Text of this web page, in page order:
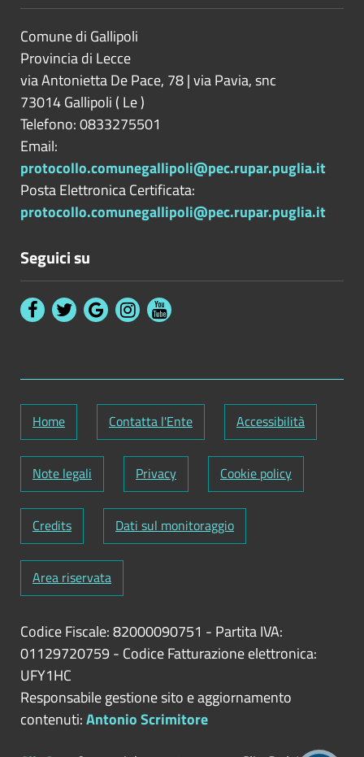
Comune di Gallipoli
Provincia di Lecce
via Antonietta De Pace, 78 | via Pavia, snc
73014Gallipoli ( Le)
Telefono: 0833275501
Email:
protocollo.comunegallipoli@pec.rupar.puglia.it
Posta Elettronica Certificata:
protocollo.comunegallipoli@pec.rupar.puglia.it
Seguici su
Home Contatta l'Ente Accessibilità
Note legali Privacy Cookie policy
Credits Dati sul monitoraggio
Area riservata
Codice Fiscale: 82000090751 - Partita IVA:
01129720759- Codice Fatturazione elettronica:
UFY1HC
Responsabile gestione sito e aggiornamento
contenuti:Antonio Scrimitore